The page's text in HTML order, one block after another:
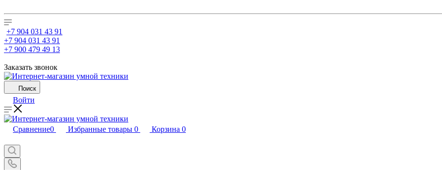
+7 904 031 43 91
+7 904 031 43 91
+7 900 479 49 13
Заказать звонок
Поиск
Войти
Сравнение0 Избранные товары 0 Корзина 0